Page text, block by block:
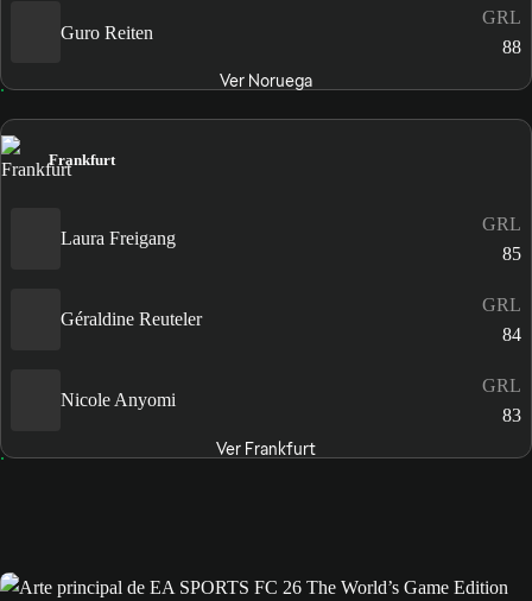
Guro Reiten
GRL
88
Ver Noruega
Frankfurt
Laura Freigang
GRL
85
Géraldine Reuteler
GRL
84
Nicole Anyomi
GRL
83
Ver Frankfurt